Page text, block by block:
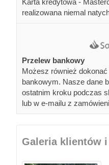
realizowana niemal
Przelew bankowy
Możesz również dokonać
bankowym. Nasze dane
ostatnim kroku podczas
lub w e-mailu z
Galeria klientów